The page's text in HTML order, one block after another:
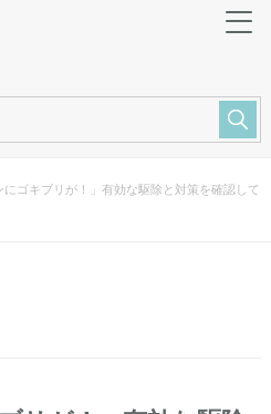
にゴキブリが！」有効な駆除と対策を確認して